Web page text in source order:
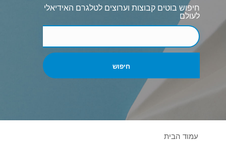
חיפוש בוטים קבוצות וערוצים לטלגרם האידיאלי
לעולם
עמוד הבית